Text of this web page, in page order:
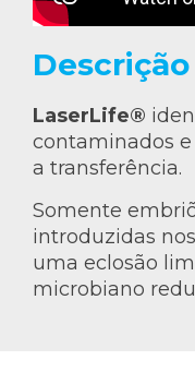
Descrição
LaserLife®
contaminados
a transferência.
Somente
introduzidas
uma eclosão
microbiano